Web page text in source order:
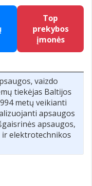
Top
prekybos
įmonės
vaizdo
tiekėjas Baltijos
metų veikianti
apsaugos
apsaugos,
elektrotechnikos